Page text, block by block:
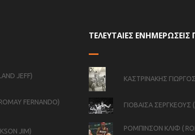
JEFF)
FERNANDO)
JIM)
ΤΕΛΕΥΤΑΙΕΣ ΕΝΗΜΕΡΩΣΕΙΣ
ΚΑΣΤΡΙΝΑΚΗΣ ΓΙΩΡΓΟΣ
ΓΙΟΒΑΙΣΑ ΣΕΡΓΚΕΟΥΣ
ΡΟΜΠΙΝΣΟΝ ΚΛΙΦ (